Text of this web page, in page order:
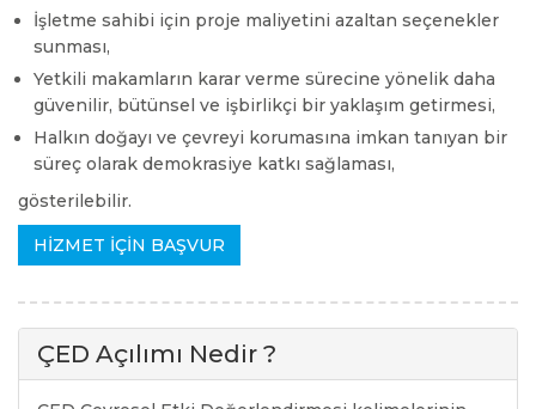
İşletme sahibi için proje maliyetini azaltan seçenekler
sunması,
Yetkili makamların karar verme sürecine yönelik daha
güvenilir, bütünsel ve işbirlikçi bir yaklaşım getirmesi,
Halkın doğayı ve çevreyi korumasına imkan tanıyan bir
süreç olarak demokrasiye katkı sağlaması,
gösterilebilir.
HİZMET İÇİN BAŞVUR
ÇED Açılımı Nedir ?